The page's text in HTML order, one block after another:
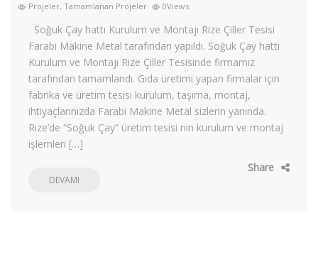
Projeler, Tamamlanan Projeler 0Views
Soğuk Çay hattı Kurulum ve Montajı Rize Çiller Tesisi
Farabi Makine Metal tarafından yapıldı. Soğuk Çay hattı
Kurulum ve Montajı Rize Çiller Tesisinde firmamız
tarafından tamamlandı. Gıda üretimi yapan firmalar için
fabrika ve üretim tesisi kurulum, taşıma, montaj,
ihtiyaçlarınızda Farabi Makine Metal sizlerin yanında.
Rize’de “Soğuk Çay” üretim tesisi nin kurulum ve montaj
işlemleri […]
Share
DEVAMI